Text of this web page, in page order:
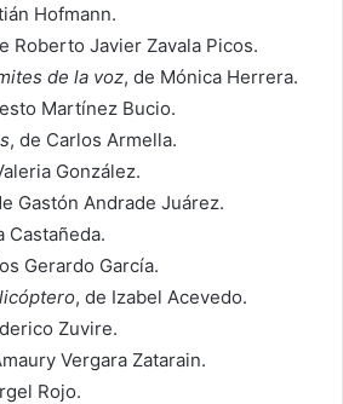
Hofmann.
Roberto Javier Zavala Picos.
de la voz, de Mónica Herrera.
Martínez Bucio.
, de Carlos Armella.
González.
Gastón Andrade Juárez.
Castañeda.
Gerardo García.
, de Izabel Acevedo.
Zuvire.
Vergara Zatarain.
Rojo.